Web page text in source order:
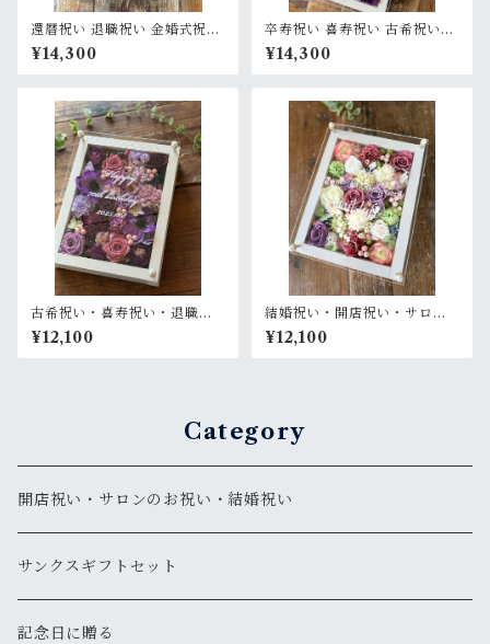
還暦祝い 退職祝い 金婚式祝い
周年祝い【名入れ】プリザー
ブドフラワーアレンジ ウッド
フレーム ロング木枠〈ボルド
¥14,300
卒寿祝い 喜寿祝い 古希祝い
【名入れ】プリザーブドフラ
ワーアレンジ ウッドフレーム
白木枠ロング〈パープル〉
¥14,300
古希祝い・喜寿祝い・退職祝
い【名入れ】プリザーブドフ
ラワーアレンジ ウッドフレー
ム 白木枠〈パープル〉
¥12,100
結婚祝い・開店祝い・サロン
オープン祝い【名入れ】プリ
ザーブドフラワーアレンジ ウ
ッドフレーム 白木枠〈白ピン
¥12,100
Category
開店祝い・サロンのお祝い・結婚祝い
サンクスギフトセット
記念日に贈る